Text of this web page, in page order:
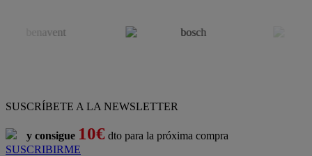
SUSCRÍBETE A LA NEWSLETTER
y consigue 10€ dto para la próxima compra
SUSCRIBIRME